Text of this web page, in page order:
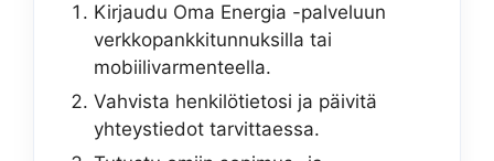
Kirjaudu Oma Energia -palveluun
verkkopankkitunnuksilla tai
mobiilivarmenteella.
Vahvista henkilötietosi ja päivitä
yhteystiedot tarvittaessa.